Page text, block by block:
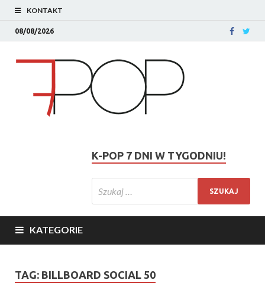
KONTAKT
08/08/2026
K-POP 7 DNI W TYGODNIU!
KATEGORIE
TAG: BILLBOARD SOCIAL 50